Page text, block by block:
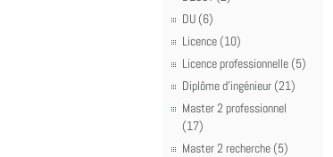
DU (6)
Licence (10)
Licence professionnelle (5)
Diplôme d'ingénieur (21)
Master 2 professionnel
(17)
Master 2 recherche (5)